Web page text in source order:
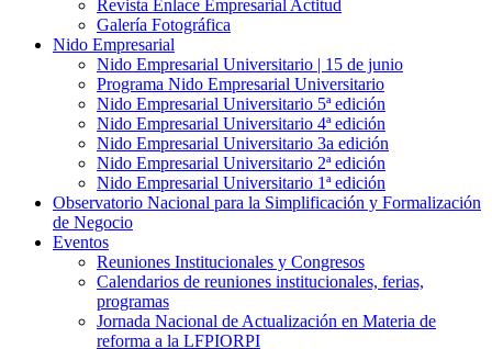
Revista Enlace Empresarial Actitud
Galería Fotográfica
Nido Empresarial
Nido Empresarial Universitario | 15 de junio
Programa Nido Empresarial Universitario
Nido Empresarial Universitario 5ª edición
Nido Empresarial Universitario 4ª edición
Nido Empresarial Universitario 3a edición
Nido Empresarial Universitario 2ª edición
Nido Empresarial Universitario 1ª edición
Observatorio Nacional para la Simplificación y Formalización
de Negocio
Eventos
Reuniones Institucionales y Congresos
Calendarios de reuniones institucionales, ferias,
programas
Jornada Nacional de Actualización en Materia de
reforma a la LFPIORPI